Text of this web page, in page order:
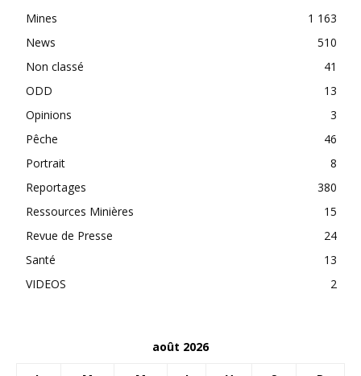
Mines
1 163
News
510
Non classé
41
ODD
13
Opinions
3
Pêche
46
Portrait
8
Reportages
380
Ressources Minières
15
Revue de Presse
24
Santé
13
VIDEOS
2
août 2026